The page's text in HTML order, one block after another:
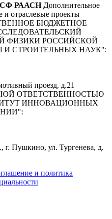
РААСН Дополнительное
и отраслевые проекты
БЮДЖЕТНОЕ
ФИЗИКИ РОССИЙСКОЙ
И СТРОИТЕЛЬНЫХ НАУК":
проезд, д.21
ОТВЕТСТВЕННОСТЬЮ
ИННОВАЦИОННЫХ
:
г. Пушкино, ул. Тургенева, д.
и политика